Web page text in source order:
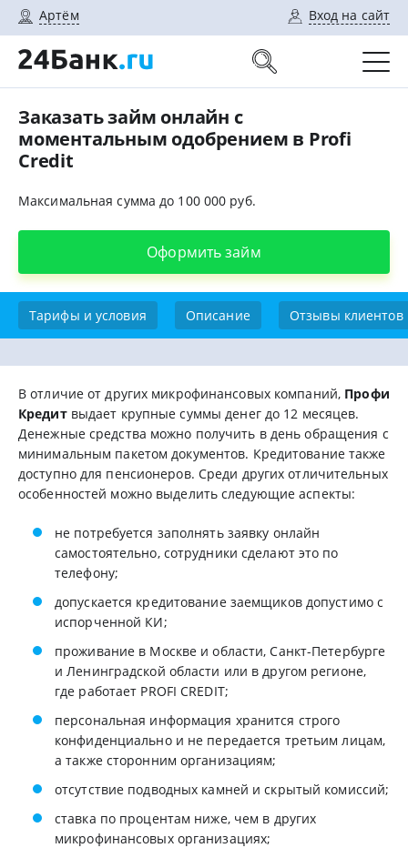
Артём Вход на сайт
Заказать займ онлайн с
моментальным одобрением в Profi
Credit
Максимальная сумма до 100 000 руб.
Оформить займ
Тарифы и условия Описание Отзывы клиентов
В отличие от других микрофинансовых компаний, Профи
Кредит выдает крупные суммы денег до 12 месяцев.
Денежные средства можно получить в день обращения с
минимальным пакетом документов. Кредитование также
доступно для пенсионеров. Среди других отличительных
особенностей можно выделить следующие аспекты:
не потребуется заполнять заявку онлайн
самостоятельно, сотрудники сделают это по
телефону;
допускается кредитование заемщиков допустимо с
испорченной КИ;
проживание в Москве и области, Санкт-Петербурге
и Ленинградской области или в другом регионе,
где работает PROFI CREDIT;
персональная информация хранится строго
конфиденциально и не передается третьим лицам,
а также сторонним организациям;
отсутствие подводных камней и скрытый комиссий;
ставка по процентам ниже, чем в других
микрофинансовых организациях;